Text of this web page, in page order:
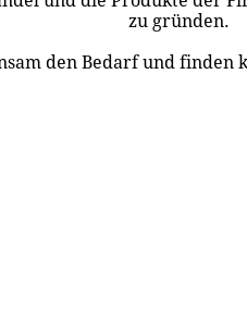
zu gründen.
den Bedarf und